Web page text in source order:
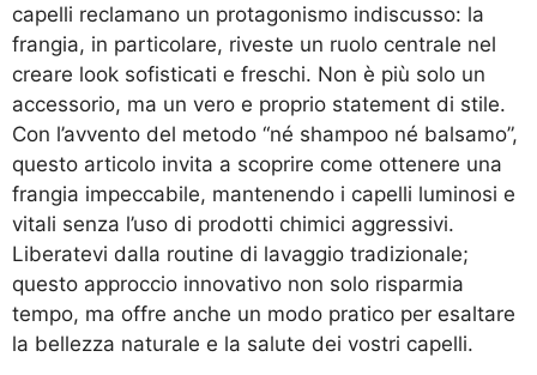
capelli reclamano un protagonismo indiscusso: la
frangia, in particolare, riveste un ruolo centrale nel
creare look sofisticati e freschi. Non è più solo un
accessorio, ma un vero e proprio statement di stile.
Con l’avvento del metodo “né shampoo né balsamo”,
questo articolo invita a scoprire come ottenere una
frangia impeccabile, mantenendo i capelli luminosi e
vitali senza l’uso di prodotti chimici aggressivi.
Liberatevi dalla routine di lavaggio tradizionale;
questo approccio innovativo non solo risparmia
tempo, ma offre anche un modo pratico per esaltare
la bellezza naturale e la salute dei vostri capelli.